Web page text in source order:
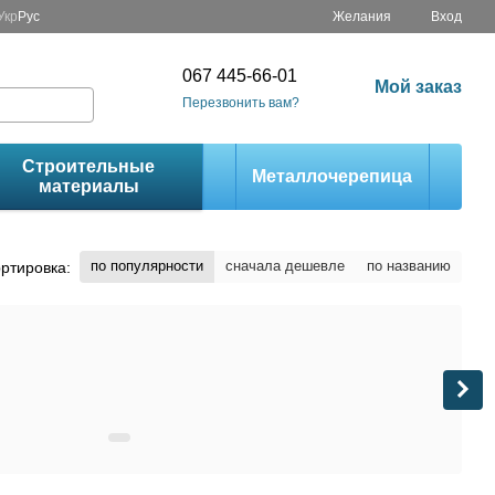
Рус Желания Вход
067 445-66-01
Перезвонить вам?
Мой заказ
Строительные
материалы
Металлочерепица
по популярности сначала дешевле по названию